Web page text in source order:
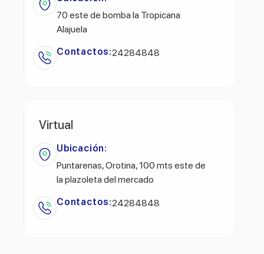
70 este de bomba la Tropicana
Alajuela
Contactos:24284848
Virtual
Ubicación:
Puntarenas, Orotina, 100 mts este de
la plazoleta del mercado
Contactos:24284848